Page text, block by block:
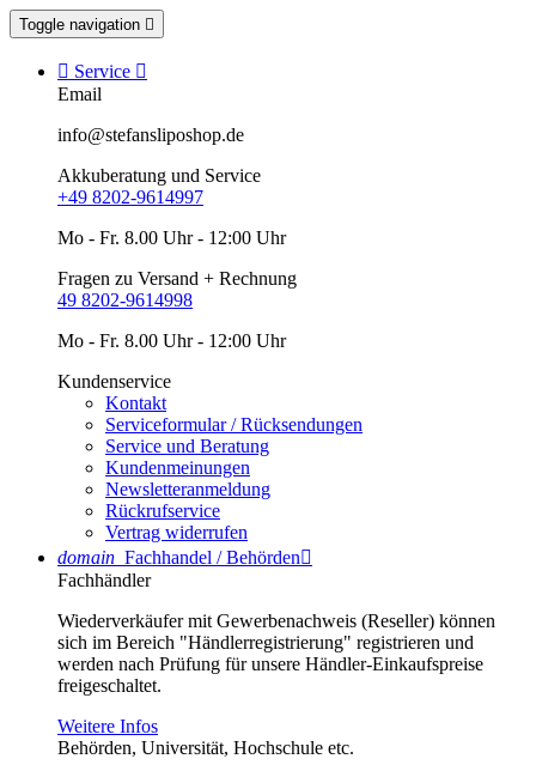
Toggle navigation 
 Service 
Email
info@stefansliposhop.de
Akkuberatung und Service
+49 8202-9614997
Mo - Fr. 8.00 Uhr - 12:00 Uhr
Fragen zu Versand + Rechnung
49 8202-9614998
Mo - Fr. 8.00 Uhr - 12:00 Uhr
Kundenservice
Kontakt
Serviceformular / Rücksendungen
Service und Beratung
Kundenmeinungen
Newsletteranmeldung
Rückrufservice
Vertrag widerrufen
domain Fachhandel / Behörden
Fachhändler
Wiederverkäufer mit Gewerbenachweis (Reseller) können
sich im Bereich "Händlerregistrierung" registrieren und
werden nach Prüfung für unsere Händler-Einkaufspreise
freigeschaltet.
Weitere Infos
Behörden, Universität, Hochschule etc.